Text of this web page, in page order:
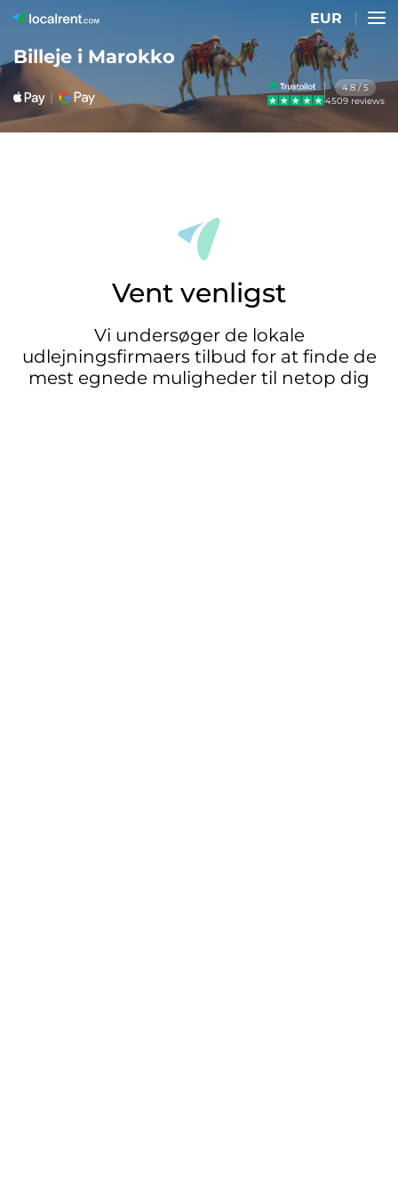
EUR
Billeje i Marokko
4.8 / 5
4509 reviews
Vent venligst
Vi undersøger de lokale
udlejningsfirmaers tilbud for at finde de
mest egnede muligheder til netop dig